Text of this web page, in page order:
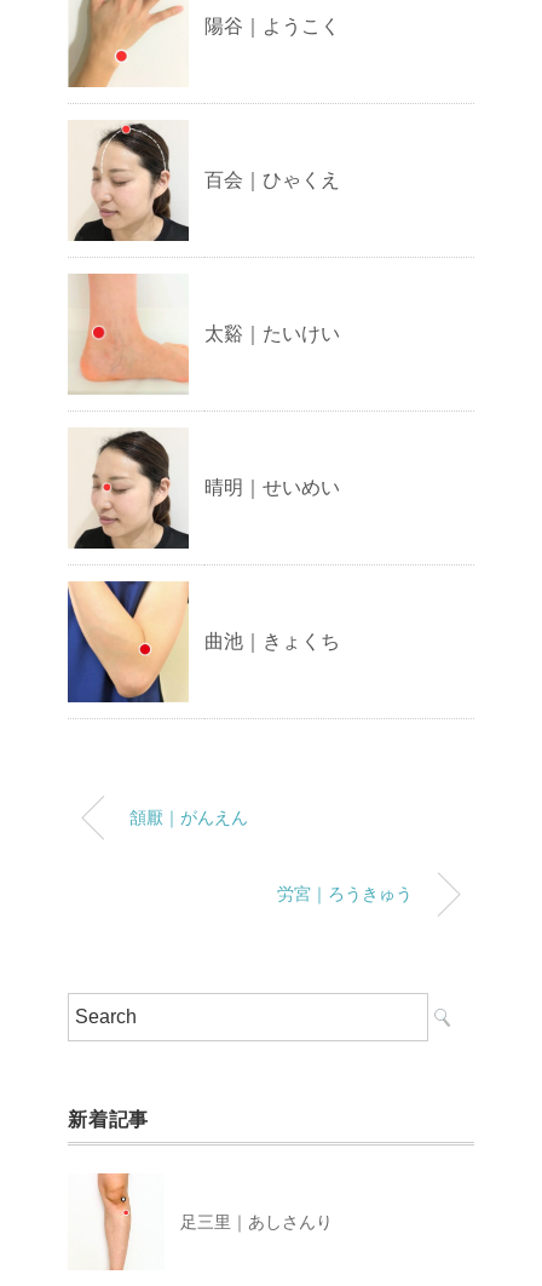
陽谷｜ようこく
百会｜ひゃくえ
太谿｜たいけい
晴明｜せいめい
曲池｜きょくち
頷厭｜がんえん
労宮｜ろうきゅう
新着記事
足三里｜あしさんり